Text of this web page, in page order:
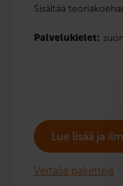
Sisältää
Palvelukielet:
Lue lisää ja
Vertaile paketteja